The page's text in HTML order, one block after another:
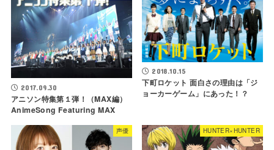
2017.09.30
アニソン特集第１弾！（MAX編）
AnimeSong Featuring MAX
2018.10.15
下町ロケット 面白さの理由は「ジ
ョーカーゲーム」にあった！？
声優 HUNTER×HUNTER